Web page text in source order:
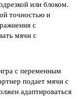
или блоком.
точностью и
с
мячи с
с переменным
подает мячи с
адаптироваться